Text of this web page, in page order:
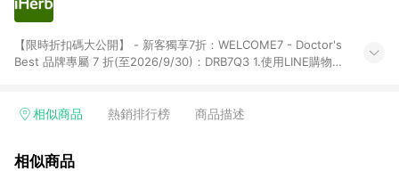
【限時折扣碼大公開】 - 新客獨享7折：WELCOME7 - Doctor's
Best 品牌專屬 7 折(至2026/9/30)：DRB7Q3 1.使用LINE購物下
物頁面上提供的折扣碼，則不符合LINE POINTS 回饋資格（官方
碼或獎勵代碼 （會獲得獎勵金） 、英文數字亂數組合，如
相似商品 熱銷排行榜 商品描述
相似商品